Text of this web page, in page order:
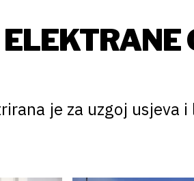
je za uzgoj usjeva i